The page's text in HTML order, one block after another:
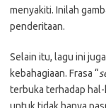
menyakiti. Inilah
penderitaan.
Selain itu, lagu ini
kebahagiaan. Frasa “
terbuka terhadap